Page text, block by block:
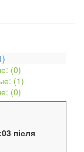
)
(0)
(1)
(0)
після